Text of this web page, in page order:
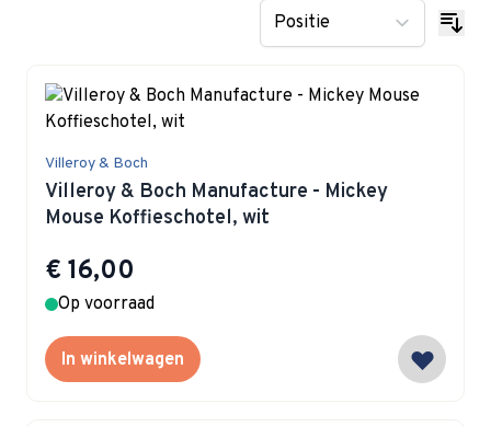
Villeroy & Boch
Villeroy & Boch Manufacture - Mickey
Mouse Koffieschotel, wit
€ 16,00
Op voorraad
In winkelwagen